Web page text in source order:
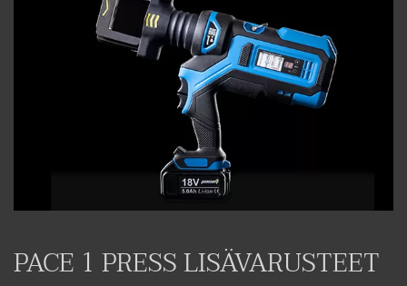
PACE 1 PRESS LISÄVARUSTEET